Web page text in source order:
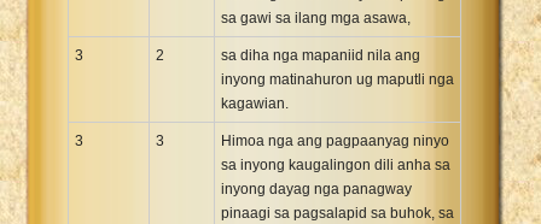
sa gawi sa ilang mga asawa,
3 2
sa diha nga mapaniid nila ang
inyong matinahuron ug maputli nga
kagawian.
3 3
Himoa nga ang pagpaanyag ninyo
sa inyong kaugalingon dili anha sa
inyong dayag nga panagway
pinaagi sa pagsalapid sa buhok, sa